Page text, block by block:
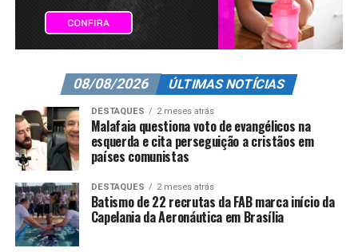
08/08/2026 ÚLTIMAS NOTÍCIAS
DESTAQUES 2 meses atrás
Malafaia questiona voto de evangélicos na
esquerda e cita perseguição a cristãos em
países comunistas
DESTAQUES 2 meses atrás
Batismo de 22 recrutas da FAB marca início da
Capelania da Aeronáutica em Brasília